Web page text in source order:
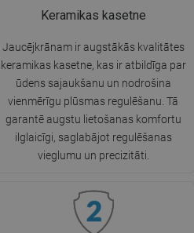
Keramikas kasetne
Jaucējkrānam ir augstākās kvalitātes
keramikas kasetne, kas ir atbildīga par
ūdens sajaukšanu un nodrošina
vienmērīgu plūsmas regulēšanu. Tā
garantē augstu lietošanas komfortu
ilglaicīgi, saglabājot regulēšanas
vieglumu un precizitāti.